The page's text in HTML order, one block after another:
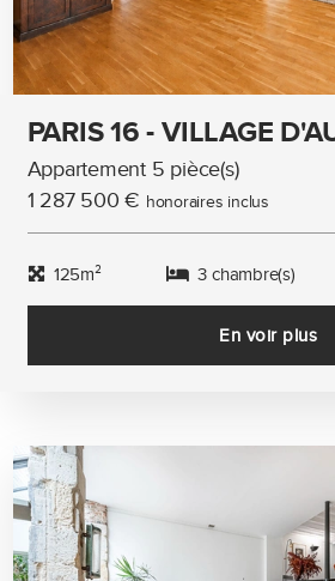
PARIS 16 - VILLAGE
Appartement 5 pièce(s)
1 287 500 € honoraires inclus
125m² 3 chambre(s)
En voir plus